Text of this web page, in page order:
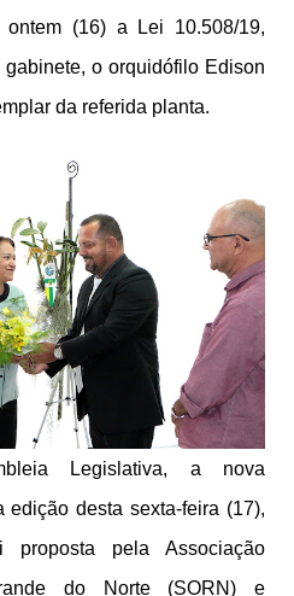
ontem (16) a Lei 10.508/19,
o orquidófilo Edison
da referida planta.
Legislativa, a nova
edição desta sexta-feira (17),
pela Associação
do Norte (SORN) e